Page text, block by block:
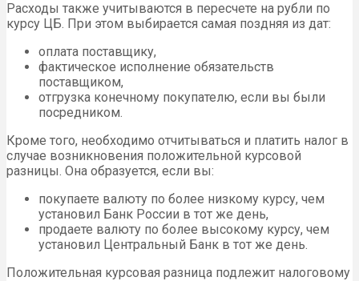
Расходы также учитываются в пересчете на рубли по
курсу ЦБ. При этом выбирается самая поздняя из дат:
оплата поставщику,
фактическое исполнение обязательств
поставщиком,
отгрузка конечному покупателю, если вы были
посредником.
Кроме того, необходимо отчитываться и платить налог в
случае возникновения положительной курсовой
разницы. Она образуется, если вы:
покупаете валюту по более низкому курсу, чем
установил Банк России в тот же день,
продаете валюту по более высокому курсу, чем
установил Центральный Банк в тот же день.
Положительная курсовая разница подлежит налоговому